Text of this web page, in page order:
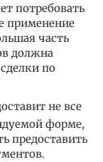
потребовать
применение
часть
должна
по
не все
форме,
предоставить